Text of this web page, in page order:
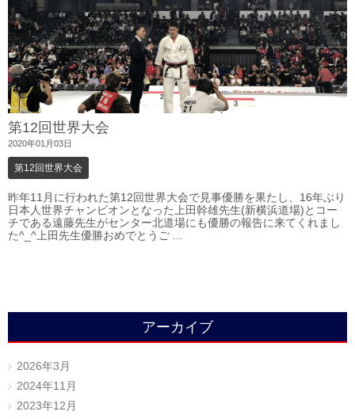
第12回世界大会
2020年01月03日
第12回世界大会
昨年11月に行われた第12回世界大会で見事優勝を果たし、16年ぶり
日本人世界チャンピオンとなった上田幹雄先生(新横浜道場)とコー
チである遠藤先生がセンター北道場にも優勝の報告に来てくれまし
た^_^上田先生優勝おめでとうご ...
アーカイブ
2026年3月
2024年11月
2023年12月